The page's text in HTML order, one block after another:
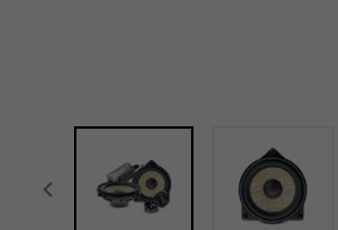
focal-naim-